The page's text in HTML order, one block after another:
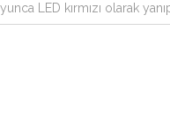
LED kırmızı olarak